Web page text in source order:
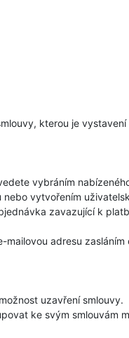
kterou je
vybráním
vytvořením
zavazující k
adresu
uzavření smlouvy.
ke svým smlouvám